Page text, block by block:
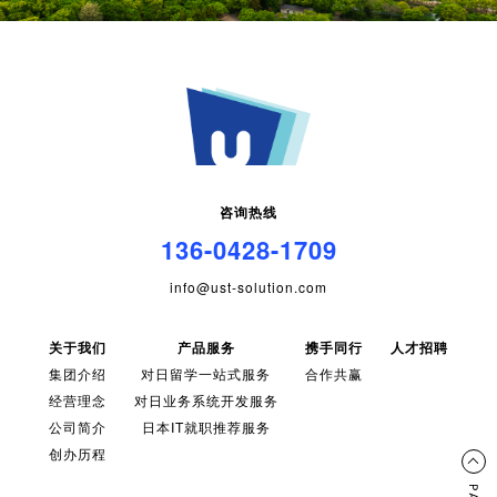
咨询热线
136-0428-1709
info@ust-solution.com
关于我们
集团介绍
经营理念
公司简介
创办历程
产品服务
对日留学一站式服务
对日业务系统开发服务
日本IT就职推荐服务
携手同行
合作共赢
人才招聘